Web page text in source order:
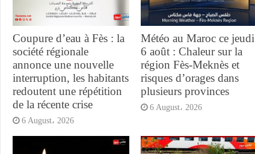
Coupure d’eau à Fès : la
société régionale
annonce une nouvelle
interruption, les habitants
redoutent une répétition
de la récente crise
6 August، 2026
Météo au Maroc ce jeudi
6 août : Chaleur sur la
région Fès-Meknès et
risques d’orages dans
plusieurs provinces
6 August، 2026